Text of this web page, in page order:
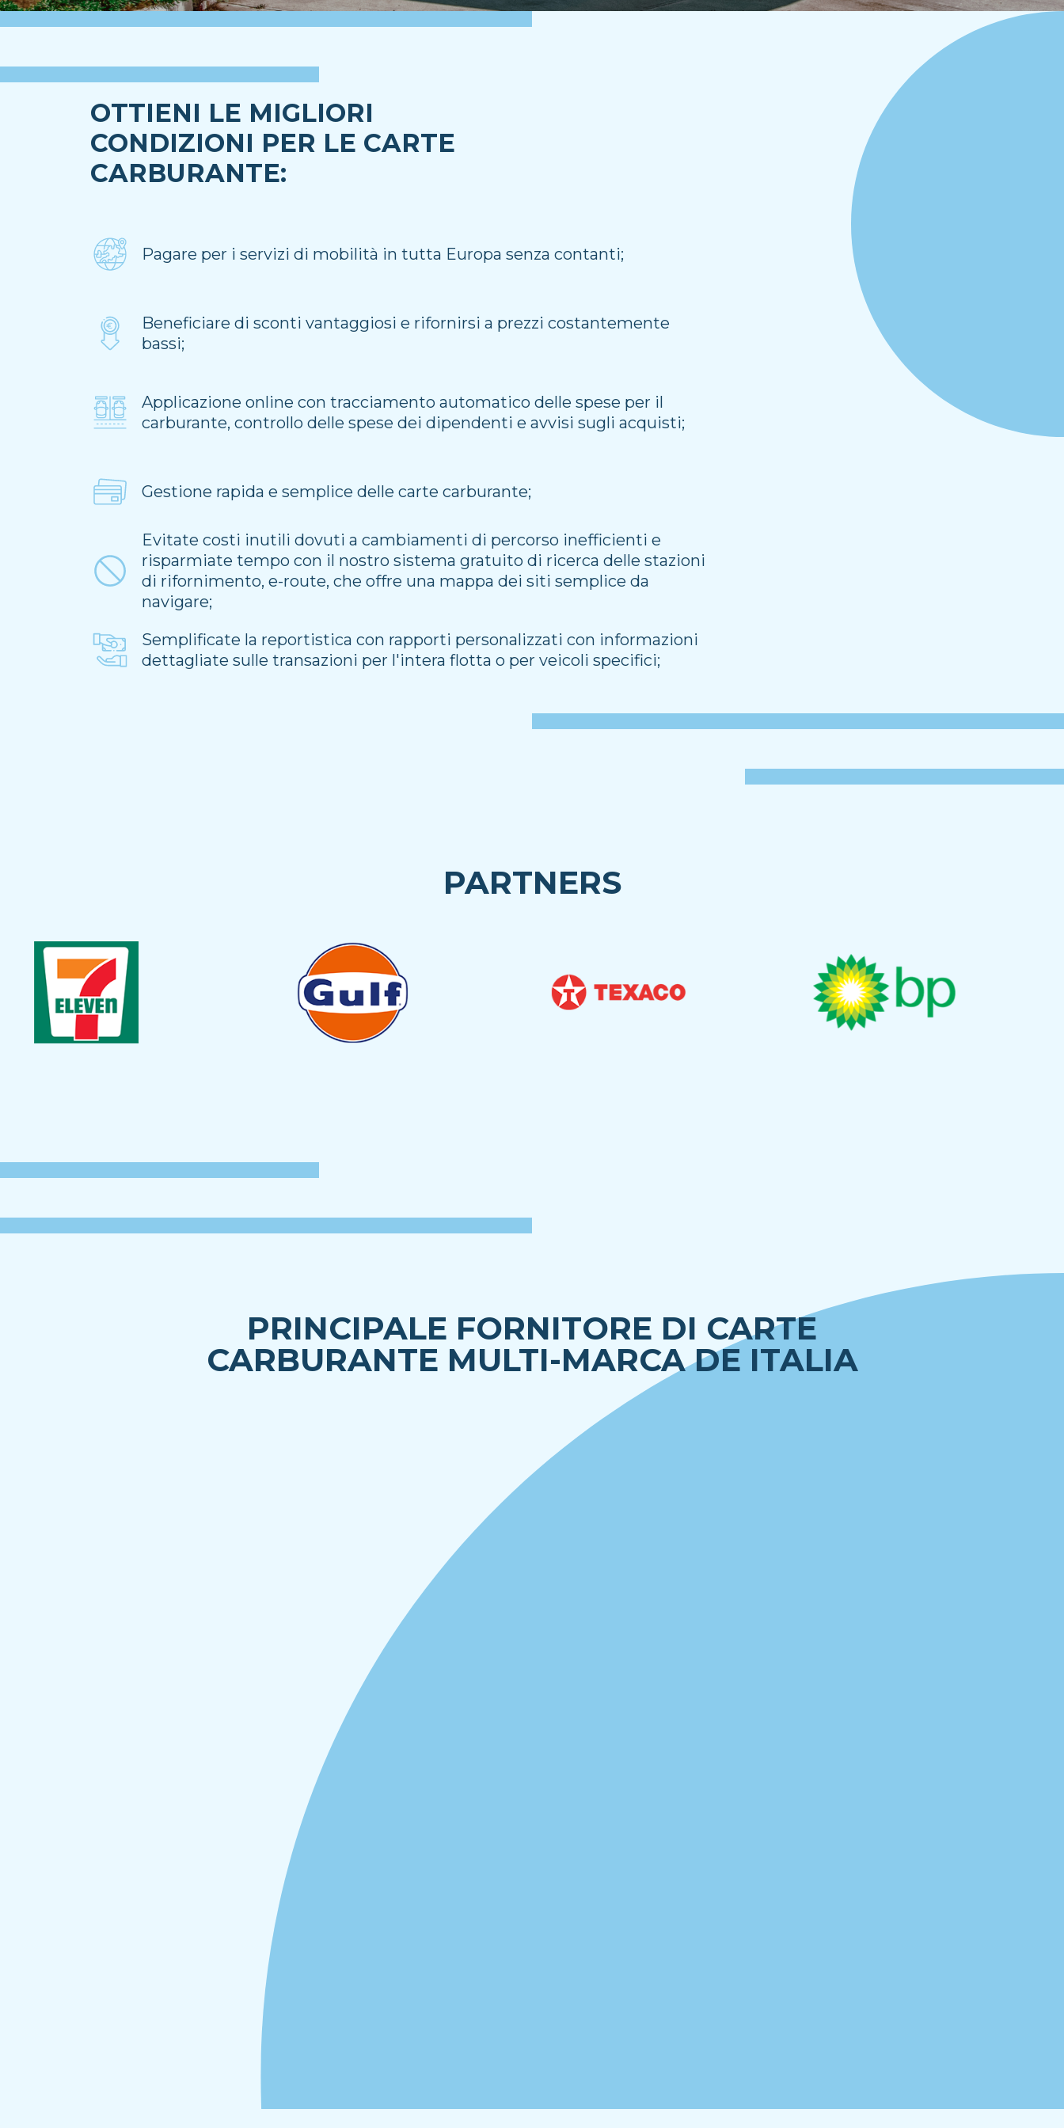
OTTIENI LE MIGLIORI
CONDIZIONI PER LE CARTE
CARBURANTE:
Pagare per i servizi di mobilità in tutta Europa senza contanti;
Beneficiare di sconti vantaggiosi e rifornirsi a prezzi costantemente
bassi;
Applicazione online con tracciamento automatico delle spese per il
carburante, controllo delle spese dei dipendenti e avvisi sugli acquisti;
Gestione rapida e semplice delle carte carburante;
Evitate costi inutili dovuti a cambiamenti di percorso inefficienti e
risparmiate tempo con il nostro sistema gratuito di ricerca delle stazioni
di rifornimento, e-route, che offre una mappa dei siti semplice da
navigare;
Semplificate la reportistica con rapporti personalizzati con informazioni
dettagliate sulle transazioni per l'intera flotta o per veicoli specifici;
PARTNERS
PRINCIPALE FORNITORE DI CARTE
CARBURANTE MULTI-MARCA DE ITALIA